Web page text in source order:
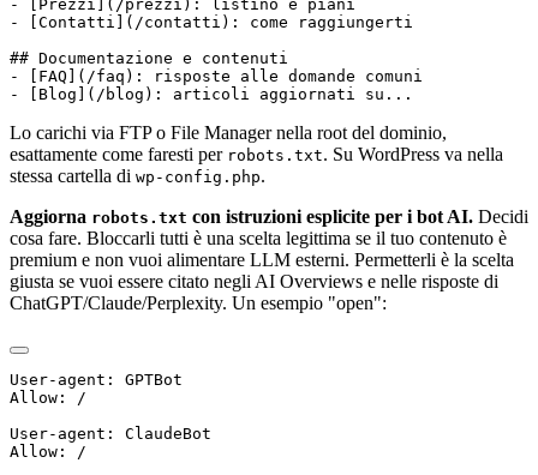
Lo carichi via FTP o File Manager nella root del dominio,
esattamente come faresti per robots.txt. Su WordPress va nella
stessa cartella di wp-config.php.
Aggiorna robots.txt con istruzioni esplicite per i bot AI. Decidi
cosa fare. Bloccarli tutti è una scelta legittima se il tuo contenuto è
premium e non vuoi alimentare LLM esterni. Permetterli è la scelta
giusta se vuoi essere citato negli AI Overviews e nelle risposte di
ChatGPT/Claude/Perplexity. Un esempio "open":
User-agent: GPTBot
Allow: /
User-agent: ClaudeBot
Allow: /